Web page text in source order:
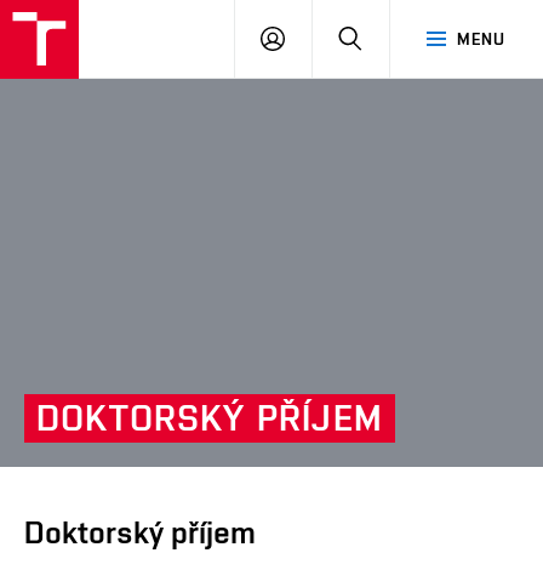
MENU
PŘIHLÁSIT
DOKTORSKÝ PŘÍJEM
Doktorský příjem